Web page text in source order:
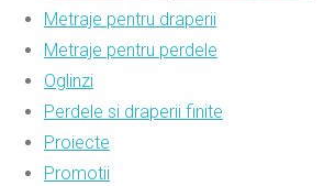
Metraje pentru draperii
Metraje pentru perdele
Oglinzi
Perdele si draperii finite
Proiecte
Promotii